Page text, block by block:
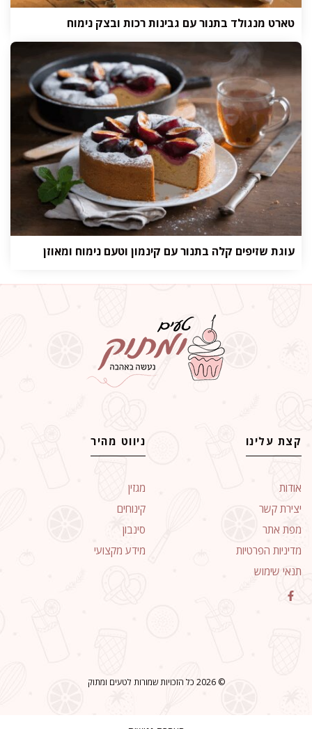
טארט מנגולד בתנור עם גבינות רכות ובצק נימוח
עוגת שזיפים קלה בתנור עם קינמון וטעם נימוח ומאוזן
קצת עלינו
אודות
יצירת קשר
מפת אתר
מדיניות הפרטיות
תנאי שימוש
ניווט מהיר
מגזין
קינוחים
סינבון
מידע מקצועי
© 2026 כל הזכויות שמורות לטעים ומתוק